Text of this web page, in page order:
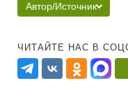
Автор/Источник
ЧИТАЙТЕ НАС В